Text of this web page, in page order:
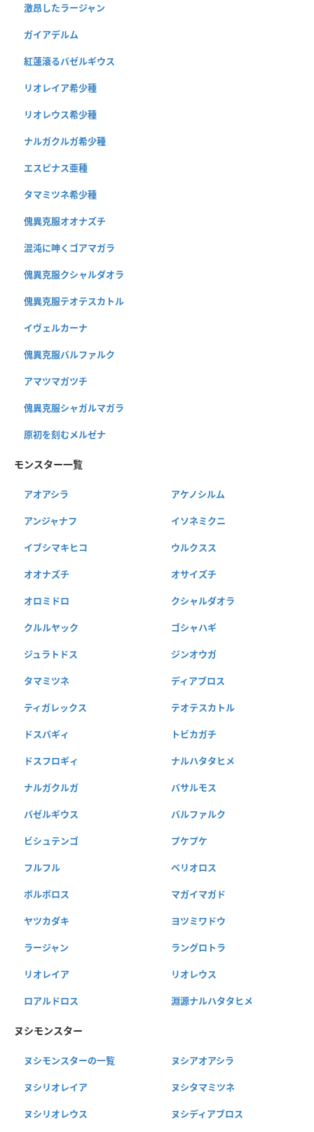
激昂したラージャン
ガイアデルム
紅蓮滾るバゼルギウス
リオレイア希少種
リオレウス希少種
ナルガクルガ希少種
エスピナス亜種
タマミツネ希少種
傀異克服オオナズチ
混沌に呻くゴアマガラ
傀異克服クシャルダオラ
傀異克服テオテスカトル
イヴェルカーナ
傀異克服バルファルク
アマツマガツチ
傀異克服シャガルマガラ
原初を刻むメルゼナ
モンスター一覧
アオアシラ アケノシルム
アンジャナフ イソネミクニ
イブシマキヒコ ウルクスス
オオナズチ オサイズチ
オロミドロ クシャルダオラ
クルルヤック ゴシャハギ
ジュラトドス ジンオウガ
タマミツネ ディアブロス
ティガレックス テオテスカトル
ドスバギィ トビカガチ
ドスフロギィ ナルハタタヒメ
ナルガクルガ バサルモス
バゼルギウス バルファルク
ビシュテンゴ プケプケ
フルフル ベリオロス
ボルボロス マガイマガド
ヤツカダキ ヨツミワドウ
ラージャン ラングロトラ
リオレイア リオレウス
ロアルドロス 淵源ナルハタタヒメ
ヌシモンスター
ヌシモンスターの一覧 ヌシアオアシラ
ヌシリオレイア ヌシタマミツネ
ヌシリオレウス ヌシディアブロス